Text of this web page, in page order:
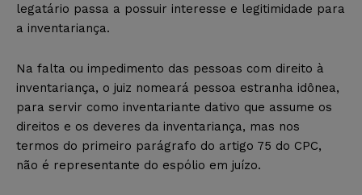
legatário passa a possuir interesse e legitimidade para
a inventariança.
Na falta ou impedimento das pessoas com direito à
inventariança, o juiz nomeará pessoa estranha idônea,
para servir como inventariante dativo que assume os
direitos e os deveres da inventariança, mas nos
termos do primeiro parágrafo do artigo 75 do CPC,
não é representante do espólio em juízo.